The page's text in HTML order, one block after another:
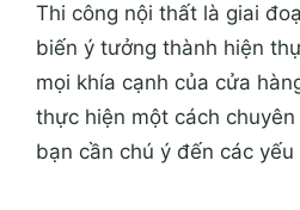
Thi công nội thất là giai
biến ý tưởng thành hiện
mọi khía cạnh của cửa
thực hiện một cách
bạn cần chú ý đến các yếu